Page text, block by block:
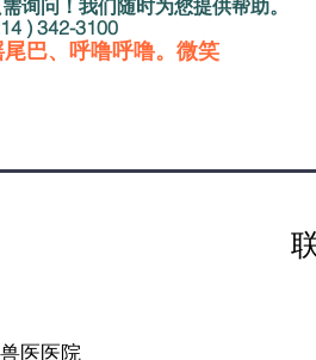
询问！我们随时为您提供帮助。
) 342-3100
巴、呼噜呼噜。微笑
医医院